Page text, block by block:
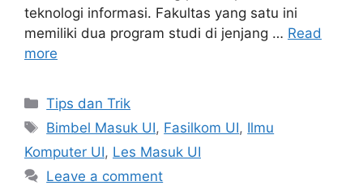
teknologi informasi. Fakultas yang satu ini
memiliki dua program studi di jenjang … Read
more
Tips dan Trik
Bimbel Masuk UI, Fasilkom UI, Ilmu
Komputer UI, Les Masuk UI
Leave a comment